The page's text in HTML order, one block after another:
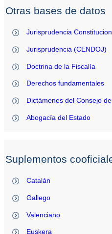
Otras bases de datos
Jurisprudencia
Jurisprudencia (CENDOJ)
Doctrina de la Fiscalía
Derechos fundamentales
Dictámenes del Consejo
Abogacía del Estado
Suplementos
Catalán
Gallego
Valenciano
Euskera